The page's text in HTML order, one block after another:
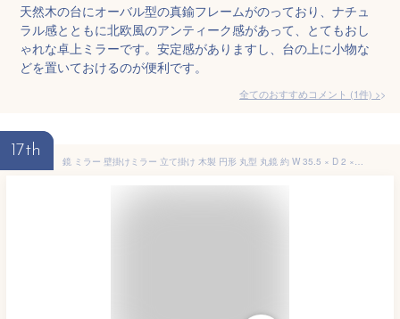
天然木の台にオーバル型の真鍮フレームがのっており、ナチュ
ラル感とともに北欧風のアンティーク感があって、とてもおし
ゃれな卓上ミラーです。安定感がありますし、台の上に小物な
どを置いておけるのが便利です。
全てのおすすめコメント (1件) >
17th
鏡 ミラー 壁掛けミラー 立て掛け 木製 円形 丸型 丸鏡 約 W 35.5 × D 2 × H 35.5 cm 鏡直径 約20cm かがみ ウォールミラー 姿見 化粧鏡 シャビーシック ロープ付き ウォールデコレーション アンティーク 風 おしゃれ かわいい 北欧 アジアン雑貨 アジアン 雑貨 [65340]